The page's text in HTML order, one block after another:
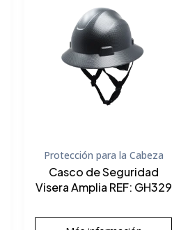
Protección para la Cabeza
Casco de Seguridad
Visera Amplia REF: GH329